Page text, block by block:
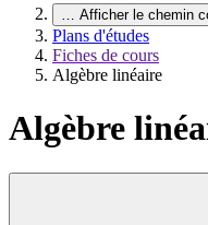
… Afficher le chemin
Plans d'études
Fiches de cours
Algèbre linéaire
Algèbre